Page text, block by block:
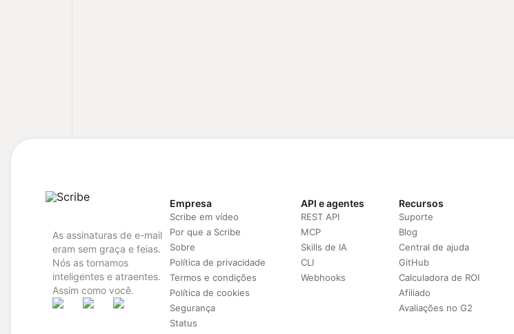
As assinaturas de e-mail
eram sem graça e feias.
Nós as tornamos
inteligentes e atraentes.
Assim como você.
Empresa
Scribe em vídeo
Por que a Scribe
Sobre
Política de privacidade
Termos e condições
Política de cookies
Segurança
Status
API e agentes
REST API
MCP
Skills de IA
CLI
Webhooks
Recursos
Suporte
Blog
Central de ajuda
GitHub
Calculadora de ROI
Afiliado
Avaliações no G2